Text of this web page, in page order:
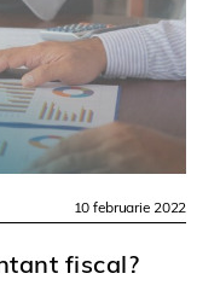
10 februarie 2022
fiscal?